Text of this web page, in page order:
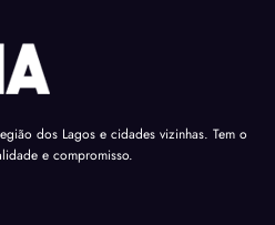
dos Lagos e cidades vizinhas. Tem o
e compromisso.